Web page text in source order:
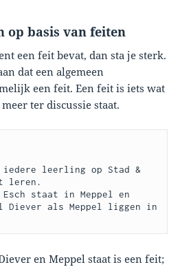
op basis van feiten
een feit bevat, dan sta je sterk.
dat een algemeen
een feit. Een feit is iets wat
ter discussie staat.
leerling op Stad &
leren.
staat in Meppel en
Diever als Meppel liggen in
en Meppel staat is een feit;